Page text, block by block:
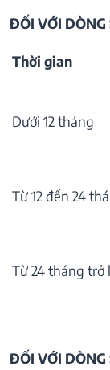
ĐỐI VỚI DÒNG
Thời gian
Dưới 12 tháng
Từ 12 đến 24
Từ 24 tháng trở
ĐỐI VỚI DÒNG